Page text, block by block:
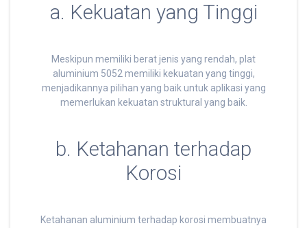
a. Kekuatan yang Tinggi
Meskipun memiliki berat jenis yang rendah, plat
aluminium 5052 memiliki kekuatan yang tinggi,
menjadikannya pilihan yang baik untuk aplikasi yang
memerlukan kekuatan struktural yang baik.
b. Ketahanan terhadap
Korosi
Ketahanan aluminium terhadap korosi membuatnya